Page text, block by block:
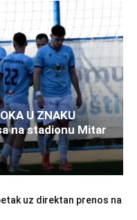
U ZNAKU
na stadionu Mitar
uz direktan prenos na